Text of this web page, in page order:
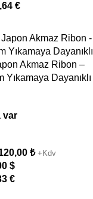
€
Akmaz Ribon –
Yıkamaya Dayanıklı
var
₺ +Kdv
$
€